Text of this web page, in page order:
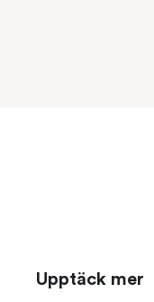
Upptäck mer